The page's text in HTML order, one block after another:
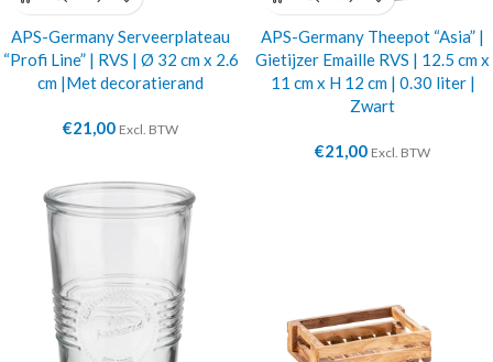
APS-Germany Serveerplateau
“Profi Line” | RVS | Ø 32 cm x 2.6
cm |Met decoratierand
€21,00 Excl. BTW
APS-Germany Theepot “Asia” |
Gietijzer Emaille RVS | 12.5 cm x
11 cm x H 12 cm | 0.30 liter |
Zwart
€21,00 Excl. BTW